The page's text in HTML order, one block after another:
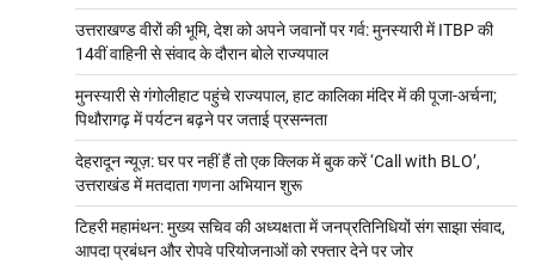
उत्तराखण्ड वीरों की भूमि, देश को अपने जवानों पर गर्व: मुनस्यारी में ITBP की
14वीं वाहिनी से संवाद के दौरान बोले राज्यपाल
मुनस्यारी से गंगोलीहाट पहुंचे राज्यपाल, हाट कालिका मंदिर में की पूजा-अर्चना;
पिथौरागढ़ में पर्यटन बढ़ने पर जताई प्रसन्नता
देहरादून न्यूज़: घर पर नहीं हैं तो एक क्लिक में बुक करें ‘Call with BLO’,
उत्तराखंड में मतदाता गणना अभियान शुरू
टिहरी महामंथन: मुख्य सचिव की अध्यक्षता में जनप्रतिनिधियों संग साझा संवाद,
आपदा प्रबंधन और रोपवे परियोजनाओं को रफ्तार देने पर जोर